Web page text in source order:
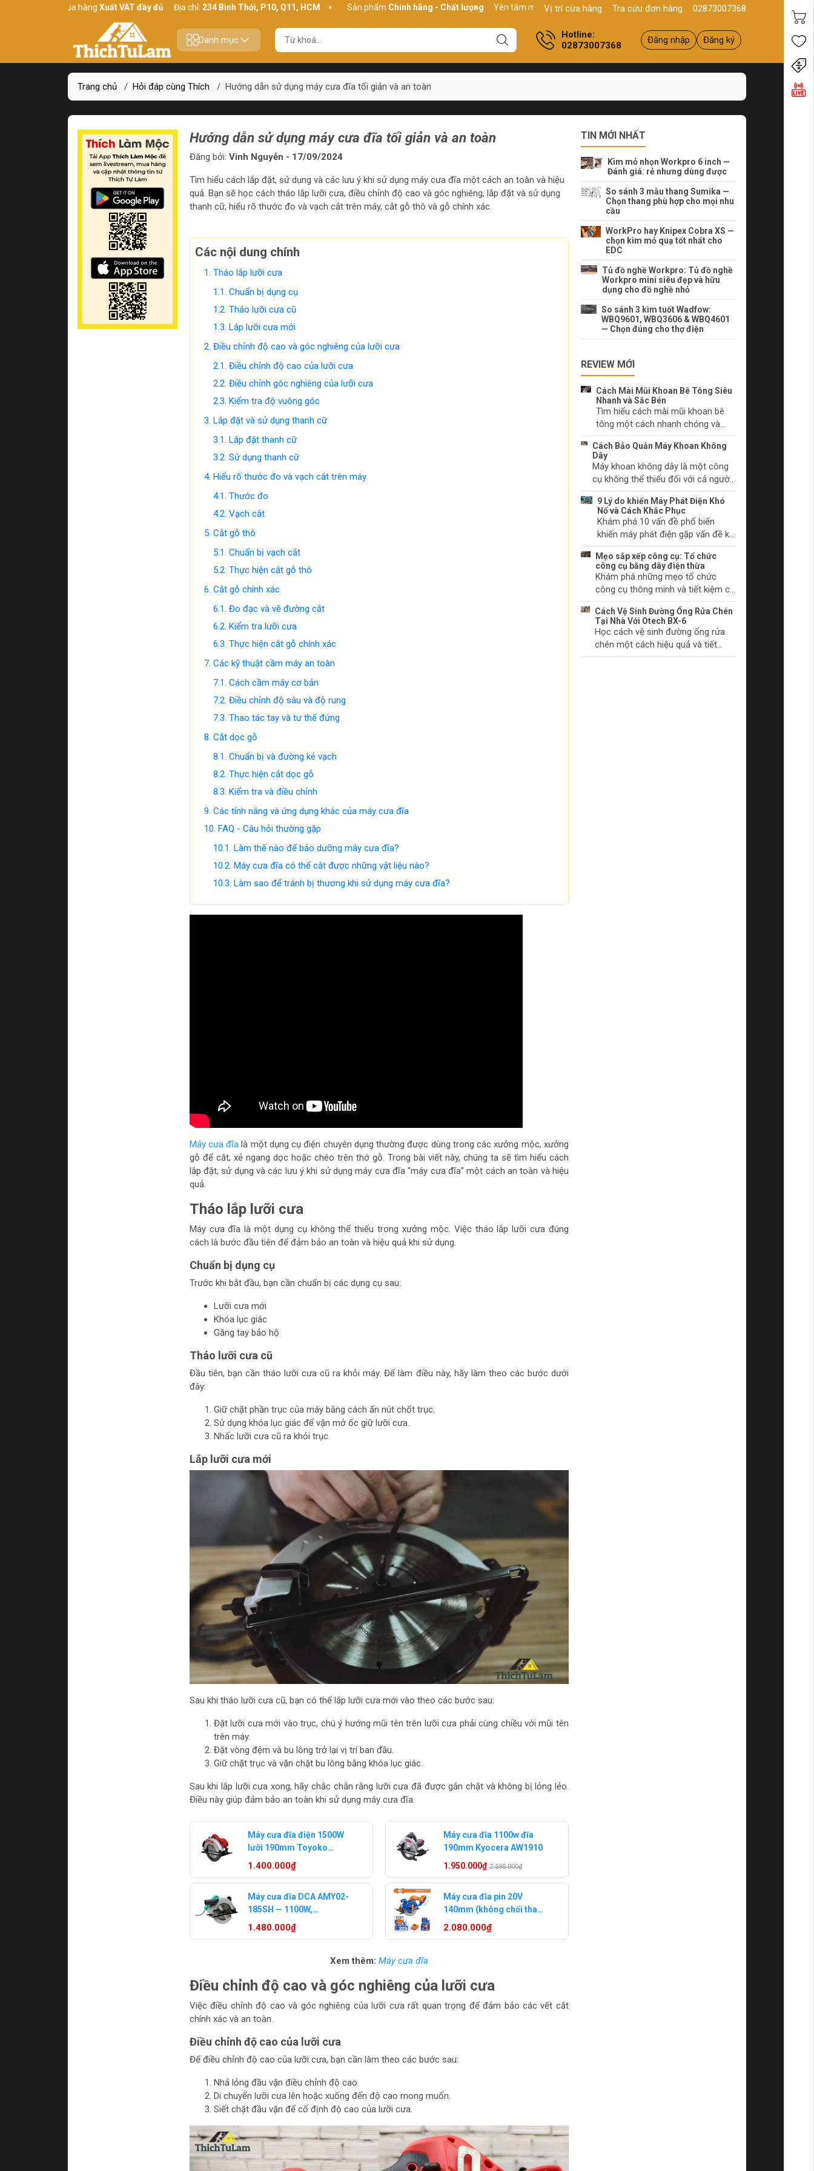
Xuất VAT đầy đủ Địa chỉ: 234 Bình Thới, P10, Q11, HCM Sản phẩmChính hãng - Chất lượng Yên tâm mua hàng Xuất VAT đầy đủ Địa chỉ:234 Bình Thới, P10, Q11, HCM
Vị trí cừa hàng Tra cứu đơn hàng 02873007368
Danh mục
Hotline:
02873007368
Đăng nhập Đăng ký
Trang chủ / Hỏi đáp cùng Thích / Hướng dẫn sử dụng máy cưa đĩa tối giản và an toàn
Hướng dẫn sử dụng máy cưa đĩa tối giản và an toàn
Đăng bởi: Vinh Nguyễn - 17/09/2024
Tìm hiểu cách lắp đặt, sử dụng và các lưu ý khi sử dụng máy cưa đĩa một cách an toàn và hiệu
quả. Bạn sẽ học cách tháo lắp lưỡi cưa, điều chỉnh độ cao và góc nghiêng, lắp đặt và sử dụng
thanh cữ, hiểu rõ thước đo và vạch cắt trên máy, cắt gỗ thô và gỗ chính xác.
Các nội dung chính
Tháo lắp lưỡi cưa
Chuẩn bị dụng cụ
Tháo lưỡi cưa cũ
Lắp lưỡi cưa mới
Điều chỉnh độ cao và góc nghiêng của lưỡi cưa
Điều chỉnh độ cao của lưỡi cưa
Điều chỉnh góc nghiêng của lưỡi cưa
Kiểm tra độ vuông góc
Lắp đặt và sử dụng thanh cữ
Lắp đặt thanh cữ
Sử dụng thanh cữ
Hiểu rõ thước đo và vạch cắt trên máy
Thước đo
Vạch cắt
Cắt gỗ thô
Chuẩn bị vạch cắt
Thực hiện cắt gỗ thô
Cắt gỗ chính xác
Đo đạc và vẽ đường cắt
Kiểm tra lưỡi cưa
Thực hiện cắt gỗ chính xác
Các kỹ thuật cầm máy an toàn
Cách cầm máy cơ bản
Điều chỉnh độ sâu và độ rung
Thao tác tay và tư thế đứng
Cắt dọc gỗ
Chuẩn bị và đường kẻ vạch
Thực hiện cắt dọc gỗ
Kiểm tra và điều chỉnh
Các tính năng và ứng dụng khác của máy cưa đĩa
FAQ - Câu hỏi thường gặp
Làm thế nào để bảo dưỡng máy cưa đĩa?
Máy cưa đĩa có thể cắt được những vật liệu nào?
Làm sao để tránh bị thương khi sử dụng máy cưa đĩa?
Máy cưa đĩa là một dụng cụ điện chuyên dụng thường được dùng trong các xưởng mộc, xưởng
gỗ để cắt, xẻ ngang dọc hoặc chéo trên thớ gỗ. Trong bài viết này, chúng ta sẽ tìm hiểu cách
lắp đặt, sử dụng và các lưu ý khi sử dụng máy cưa đĩa "máy cưa đĩa" một cách an toàn và hiệu
quả.
Tháo lắp lưỡi cưa
Máy cưa đĩa là một dụng cụ không thể thiếu trong xưởng mộc. Việc tháo lắp lưỡi cưa đúng
cách là bước đầu tiên để đảm bảo an toàn và hiệu quả khi sử dụng.
Chuẩn bị dụng cụ
Trước khi bắt đầu, bạn cần chuẩn bị các dụng cụ sau:
Lưỡi cưa mới
Khóa lục giác
Găng tay bảo hộ
Tháo lưỡi cưa cũ
Đầu tiên, bạn cần tháo lưỡi cưa cũ ra khỏi máy. Để làm điều này, hãy làm theo các bước dưới
đây:
Giữ chặt phần trục của máy bằng cách ấn nút chốt trục.
Sử dụng khóa lục giác để vặn mở ốc giữ lưỡi cưa.
Nhấc lưỡi cưa cũ ra khỏi trục.
Lắp lưỡi cưa mới
Sau khi tháo lưỡi cưa cũ, bạn có thể lắp lưỡi cưa mới vào theo các bước sau:
Đặt lưỡi cưa mới vào trục, chú ý hướng mũi tên trên lưỡi cưa phải cùng chiều với mũi tên
trên máy.
Đặt vòng đệm và bu lông trở lại vị trí ban đầu.
Giữ chặt trục và vặn chặt bu lông bằng khóa lục giác.
Sau khi lắp lưỡi cưa xong, hãy chắc chắn rằng lưỡi cưa đã được gắn chặt và không bị lỏng lẻo.
Điều này giúp đảm bảo an toàn khi sử dụng máy cưa đĩa.
Máy cưa đĩa điện 1500W
lưỡi 190mm Toyoko
T1500CS
1.400.000₫
Máy cưa đĩa 1100w đĩa
190mm Kyocera AW1910
1.950.000₫ 2.595.000₫
Máy cưa đĩa DCA AMY02-
185SH — 1100W,
Φ185mm, cắt sâu 66mm
1.480.000₫
Máy cưa đĩa pin 20V
140mm (không chổi than)
Wadfow WLWP5633 (1pin
2.080.000₫
Xem thêm: Máy cưa đĩa
Điều chỉnh độ cao và góc nghiêng của lưỡi cưa
Việc điều chỉnh độ cao và góc nghiêng của lưỡi cưa rất quan trọng để đảm bảo các vết cắt
chính xác và an toàn.
Điều chỉnh độ cao của lưỡi cưa
Để điều chỉnh độ cao của lưỡi cưa, bạn cần làm theo các bước sau:
Nhả lỏng đầu vặn điều chỉnh độ cao.
Di chuyển lưỡi cưa lên hoặc xuống đến độ cao mong muốn.
Siết chặt đầu vặn để cố định độ cao của lưỡi cưa.
TIN MỚI NHẤT
Kìm mỏ nhọn Workpro 6 inch —
Đánh giá: rẻ nhưng dùng được
So sánh 3 mẫu thang Sumika —
Chọn thang phù hợp cho mọi nhu
cầu
WorkPro hay Knipex Cobra XS —
chọn kìm mỏ quạ tốt nhất cho
EDC
Tủ đồ nghề Workpro: Tủ đồ nghề
Workpro mini siêu đẹp và hữu
dụng cho đồ nghề nhỏ
So sánh 3 kìm tuốt Wadfow:
WBQ9601, WBQ3606 & WBQ4601
— Chọn đúng cho thợ điện
REVIEW MỚI
Cách Mài Mũi Khoan Bê Tông Siêu
Nhanh và Sắc Bén
Tìm hiểu cách mài mũi khoan bê
tông một cách nhanh chóng và
hiệu quả. Lựa chọn dụng cụ mài
phù hợp và kỹ thuật mài mũi khoan
đúng cách.
Cách Bảo Quản Máy Khoan Không
Dây
Máy khoan không dây là một công
cụ không thể thiếu đối với cả người
làm tự chọn và các chuyên gia. Hãy
tìm hiểu cách chăm sóc máy khoan
không dây của bạn để duy trì hiệu
suất và ngăn chặn sự cố trước khi
chúng bắt đầu.
9 Lý do khiến Máy Phát Điện Khó
Nổ và Cách Khắc Phục
Khám phá 10 vấn đề phổ biến
khiến máy phát điện gặp vấn đề khi
khởi động và cách khắc phục
chúng. Tìm hiểu thêm ngay!
Mẹo sắp xếp công cụ: Tổ chức
công cụ bằng dây điện thừa
Khám phá những mẹo tổ chức
công cụ thông minh và tiết kiệm chi
phí với dây điện thừa. Biến không
gian làm việc của bạn trở nên gọn
gàng và khoa học.
Cách Vệ Sinh Đường Ống Rửa Chén
Tại Nhà Với Otech BX-6
Học cách vệ sinh đường ống rửa
chén một cách hiệu quả và tiết
kiệm thời gian tại nhà với sản phẩm